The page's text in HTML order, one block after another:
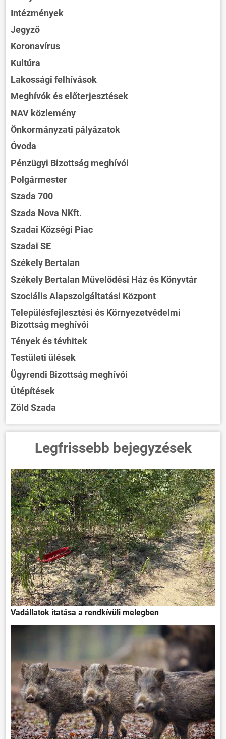
Intézmények
Jegyző
Koronavírus
Kultúra
Lakossági felhívások
Meghívók és előterjesztések
NAV közlemény
Önkormányzati pályázatok
Óvoda
Pénzügyi Bizottság meghívói
Polgármester
Szada 700
Szada Nova NKft.
Szadai Községi Piac
Szadai SE
Székely Bertalan
Székely Bertalan Művelődési Ház és Könyvtár
Szociális Alapszolgáltatási Központ
Településfejlesztési és Környezetvédelmi
Bizottság meghívói
Tények és tévhitek
Testületi ülések
Ügyrendi Bizottság meghívói
Útépítések
Zöld Szada
Legfrissebb bejegyzések
Vadállatok itatása a rendkívüli melegben